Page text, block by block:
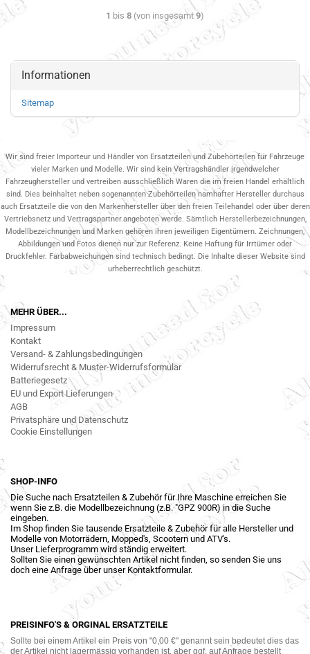
1 bis 8 (von insgesamt 9)
Informationen
Sitemap
Wir sind freier Importeur und Händler von Ersatzteilen und Zubehörteilen für Fahrzeuge
vieler Marken und Modelle. Wir sind kein Vertragshändler irgendwelcher
Fahrzeughersteller und vertreiben ausschließlich Waren die im freien Handel erhältlich
sind. Dies beinhaltet neben sogenannten Zubehörteilen namhafter Hersteller durchaus
auch Ersatzteile die von den Markenhersteller über den freien Teilehandel oder über deren
Vertriebsnetz und Vertragspartner.angeboten werde. Sämtlich Herstellerbezeichnungen,
Modellbezeichnungen und Marken gehören ihren jeweiligen Eigentümern. Zeichnungen,
Abbildungen und Fotos dienen nur zur Referenz. Keine Haftung für Irrtümer oder
Druckfehler. Farbabweichungen sind technisch bedingt. Die Inhalte dieser Website sind
urheberrechtlich geschützt.
MEHR ÜBER...
Impressum
Kontakt
Versand- & Zahlungsbedingungen
Widerrufsrecht & Muster-Widerrufsformular
Batteriegesetz
EU und Export Lieferungen
AGB
Privatsphäre und Datenschutz
Cookie Einstellungen
SHOP-INFO
Die Suche nach Ersatzteilen & Zubehör für Ihre Maschine erreichen Sie
wenn Sie z.B. die Modellbezeichnung (z.B. "GPZ 900R) in die Suche
eingeben.
Im Shop finden Sie tausende Ersatzteile & Zubehör für alle Hersteller und
Modelle von Motorrädern, Mopped's, Scootern und ATV's.
Unser Lieferprogramm wird ständig erweitert.
Sollten Sie einen gewünschten Artikel nicht finden, so senden Sie uns
doch eine Anfrage über unser Kontaktformular.
PREISINFO'S & ORGINAL ERSATZTEILE
Sollte bei einem Artikel ein Preis von "0,00 €" genannt sein bedeutet dies das
der Artikel nicht lagermässig vorhanden ist, aber ggf. auf Anfrage bestellt